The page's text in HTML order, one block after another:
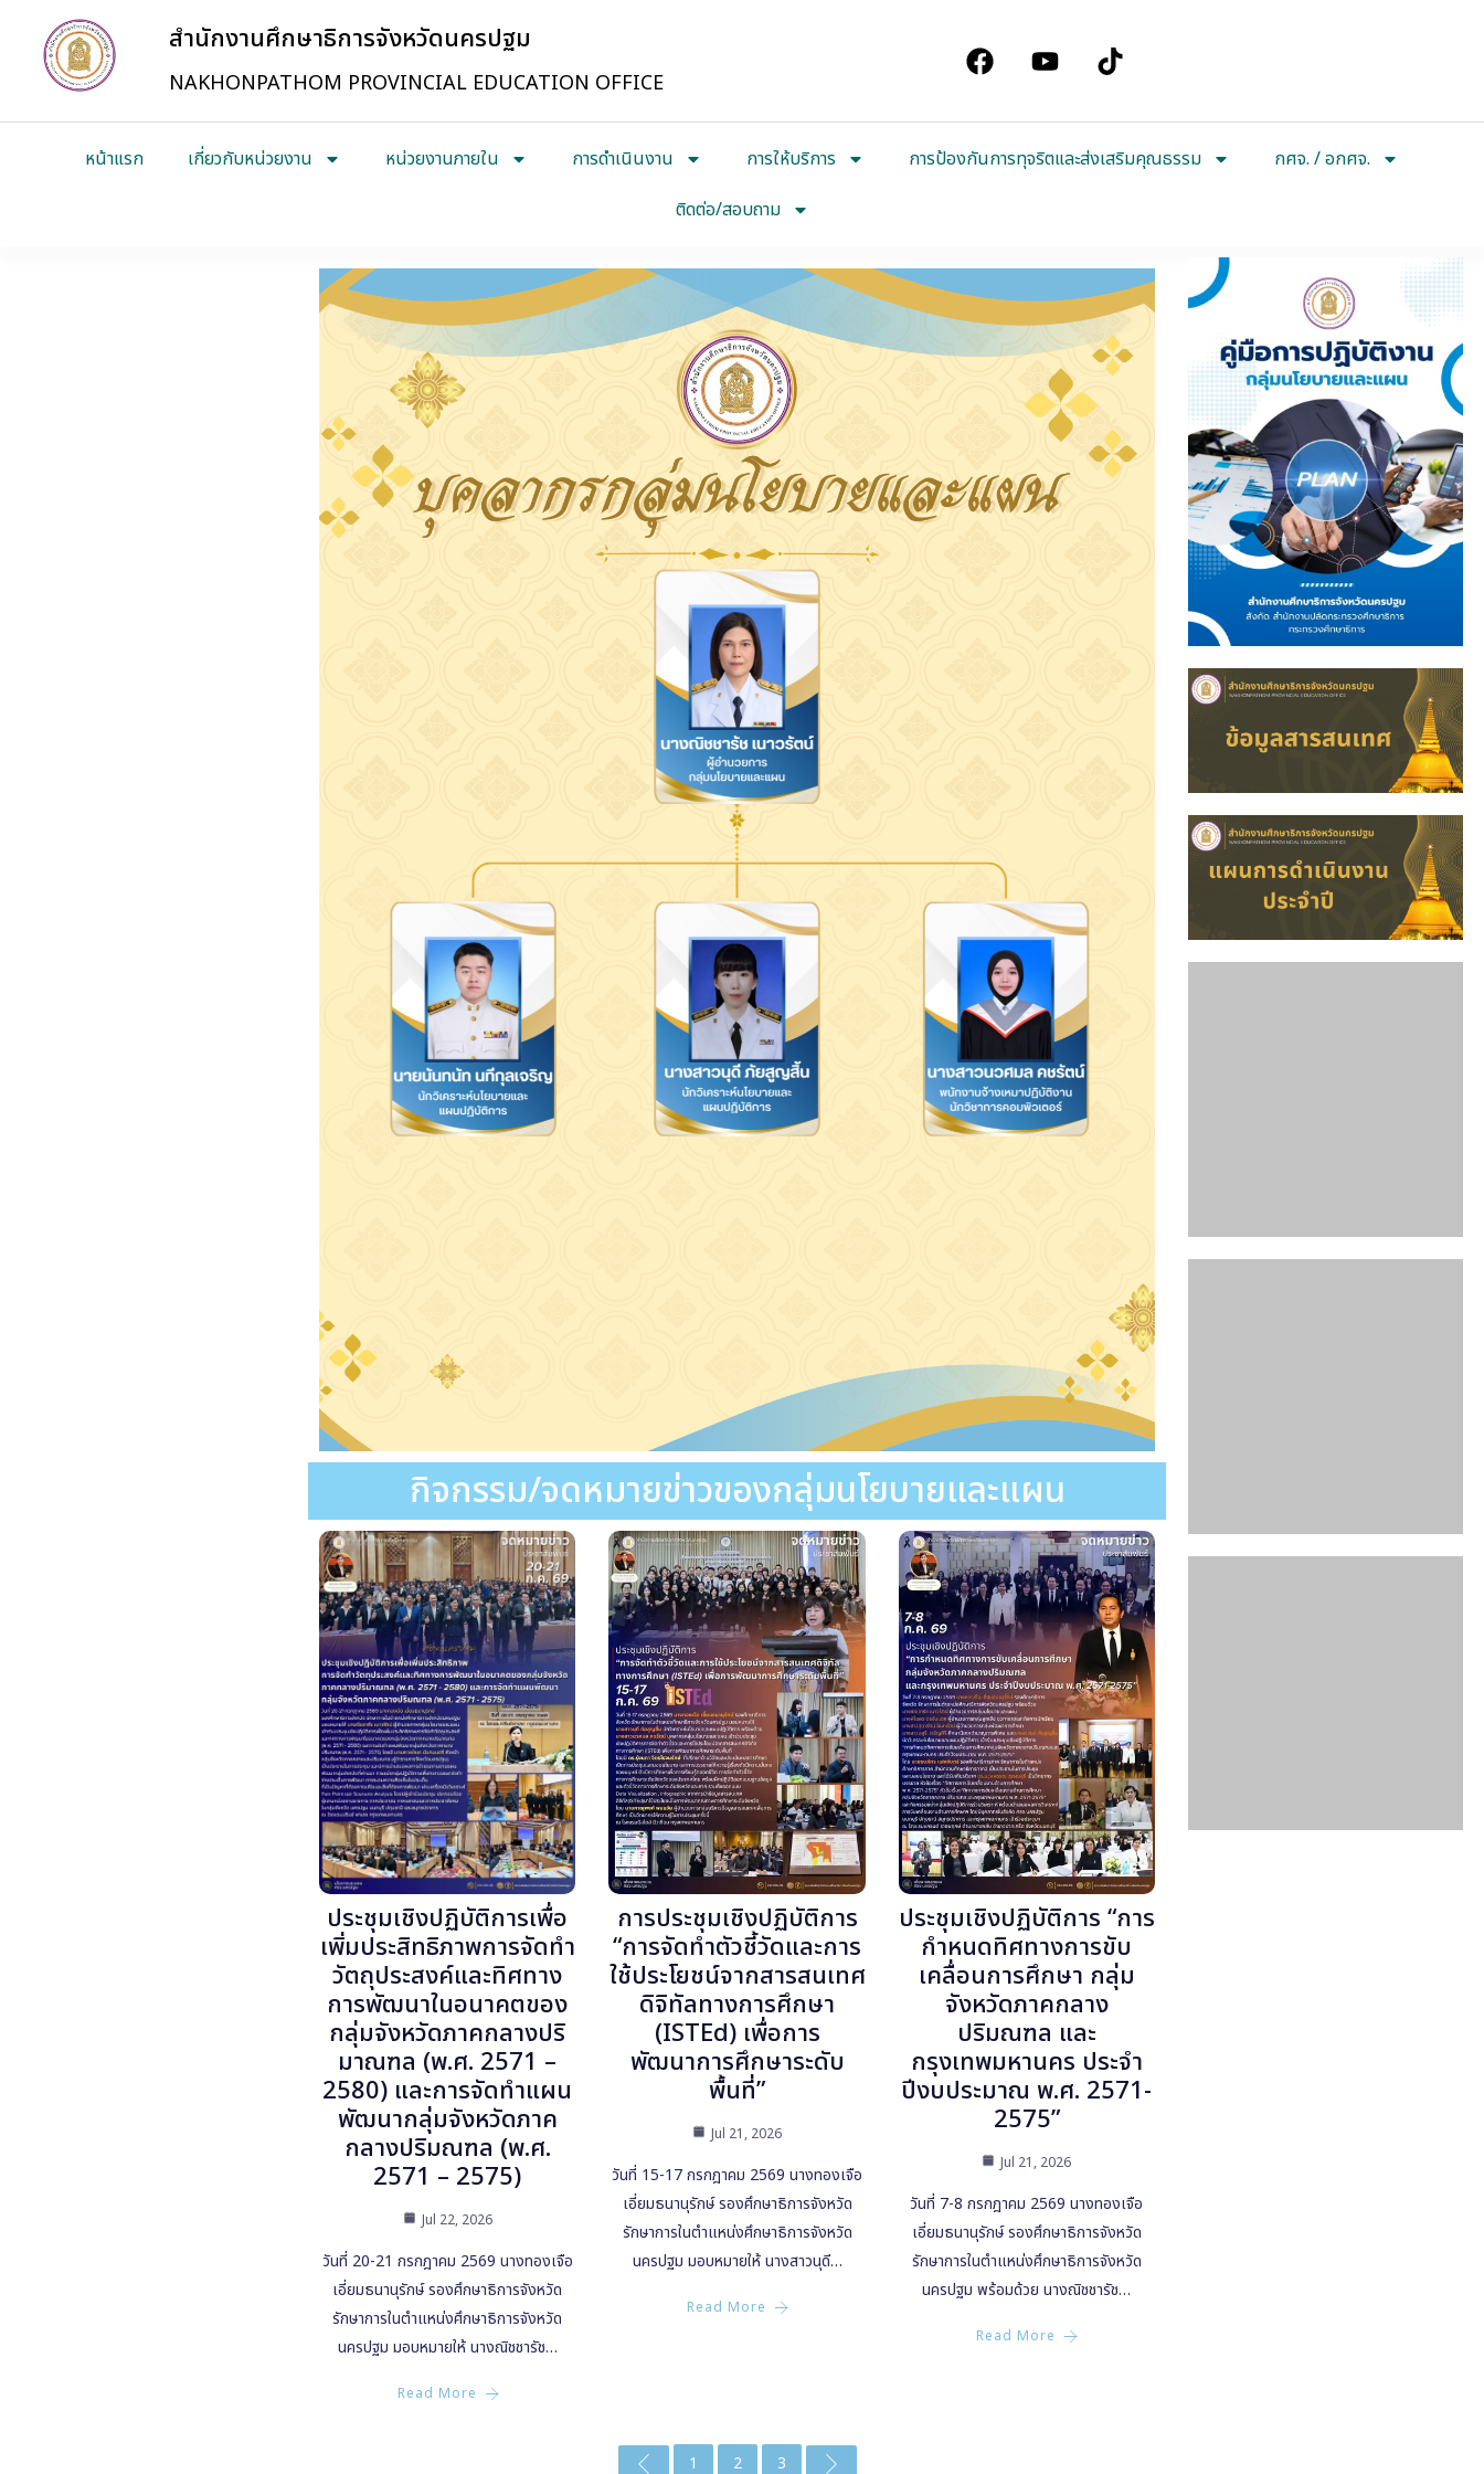
สำนักงานศึกษาธิการจังหวัดนครปฐม
NAKHONPATHOM PROVINCIAL EDUCATION OFFICE
หน้าแรก เกี่ยวกับหน่วยงาน หน่วยงานภายใน การดำเนินงาน การให้บริการ การป้องกันการทุจริตและส่งเสริมคุณธรรม
กศจ. / อกศจ.
ติดต่อ/สอบถาม
กิจกรรม/จดหมายข่าวของกลุ่มนโยบายและแผน
ประชุมเชิงปฏิบัติการเพื่อ
เพิ่มประสิทธิภาพการจัดทำ
วัตถุประสงค์และทิศทาง
การพัฒนาในอนาคตของ
กลุ่มจังหวัดภาคกลางปริ
มาณฑล (พ.ศ. 2571 –
2580) และการจัดทำแผน
พัฒนากลุ่มจังหวัดภาค
กลางปริมณฑล (พ.ศ.
2571 – 2575)
Jul 22, 2026
วันที่ 20-21 กรกฎาคม 2569 นางทองเจือ
เอี่ยมธนานุรักษ์ รองศึกษาธิการจังหวัด
รักษาการในตำแหน่งศึกษาธิการจังหวัด
นครปฐม มอบหมายให้ นางณิชชารัช…
Read More
การประชุมเชิงปฏิบัติการ
“การจัดทำตัวชี้วัดและการ
ใช้ประโยชน์จากสารสนเทศ
ดิจิทัลทางการศึกษา
(ISTEd) เพื่อการ
พัฒนาการศึกษาระดับ
พื้นที่”
Jul 21, 2026
วันที่ 15-17 กรกฎาคม 2569 นางทองเจือ
เอี่ยมธนานุรักษ์ รองศึกษาธิการจังหวัด
รักษาการในตำแหน่งศึกษาธิการจังหวัด
นครปฐม มอบหมายให้ นางสาวนุดี…
Read More
ประชุมเชิงปฏิบัติการ “การ
กำหนดทิศทางการขับ
เคลื่อนการศึกษา กลุ่ม
จังหวัดภาคกลาง
ปริมณฑล และ
กรุงเทพมหานคร ประจำ
ปีงบประมาณ พ.ศ. 2571-
2575”
Jul 21, 2026
วันที่ 7-8 กรกฎาคม 2569 นางทองเจือ
เอี่ยมธนานุรักษ์ รองศึกษาธิการจังหวัด
รักษาการในตำแหน่งศึกษาธิการจังหวัด
นครปฐม พร้อมด้วย นางณิชชารัช…
Read More
1 2 3